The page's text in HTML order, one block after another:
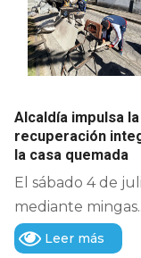
Alcaldía impulsa la
recuperación
la casa quemada
El sábado 4 de
mediante
Leer más